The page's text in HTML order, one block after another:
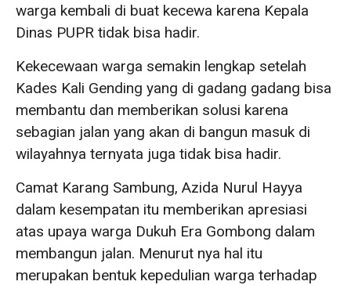
warga kembali di buat kecewa karena Kepala
Dinas PUPR tidak bisa hadir.
Kekecewaan warga semakin lengkap setelah
Kades Kali Gending yang di gadang gadang bisa
membantu dan memberikan solusi karena
sebagian jalan yang akan di bangun masuk di
wilayahnya ternyata juga tidak bisa hadir.
Camat Karang Sambung, Azida Nurul Hayya
dalam kesempatan itu memberikan apresiasi
atas upaya warga Dukuh Era Gombong dalam
membangun jalan. Menurut nya hal itu
merupakan bentuk kepedulian warga terhadap